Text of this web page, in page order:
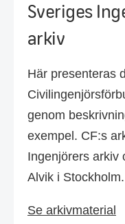
Sveriges
arkiv
Här presenteras
genom
exempel. CF:s
Ingenjörers arkiv
Alvik i Stockholm.
Se arkivmaterial